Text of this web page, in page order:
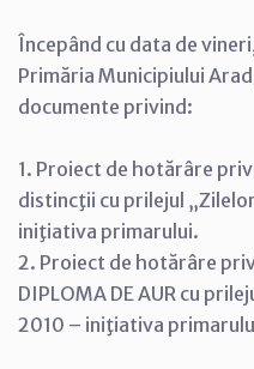
Începând cu data de
Primăria Municipiului
documente privind:
1. Proiect de hotărâre
distincţii cu prilejul
iniţiativa primarului.
2. Proiect de hotărâre
DIPLOMA DE AUR cu
2010 – iniţiativa